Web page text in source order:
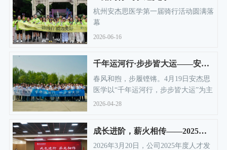
杭州安杰思医学第一届骑行活动圆满落
幕
2026-06-16
千年运河行·步步皆大运——安杰思医学2026年毅行活动圆满召开
春风和煦，步履铿锵。4月19日安杰思
医学以“千年运河行，步步皆大运”为主
题开展户外毅行活动，参与员工齐聚运
2026-04-28
成长进阶，薪火相传——2025年度人才发展项目结营仪式圆满落幕
2026年3月20日，公司2025年度人才发